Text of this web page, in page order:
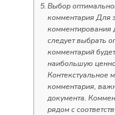
Выбор
комментария Для
комментирования
следует выбрать
комментарий
наибольшую
Контекстуальное
комментария,
документа.
рядом с